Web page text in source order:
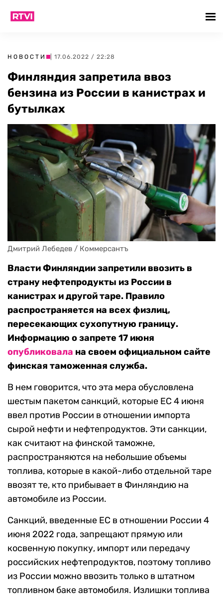
НОВОСТИ | 17.06.2022 / 22:28
Финляндия запретила ввоз
бензина из России в канистрах и
бутылках
Дмитрий Лебедев / Коммерсантъ
Власти Финляндии запретили ввозить в
страну нефтепродукты из России в
канистрах и другой таре. Правило
распространяется на всех физлиц,
пересекающих сухопутную границу.
Информацию о запрете 17 июня
опубликовала на своем официальном сайте
финская таможенная служба.
В нем говорится, что эта мера обусловлена
шестым пакетом санкций, которые ЕС 4 июня
ввел против России в отношении импорта
сырой нефти и нефтепродуктов. Эти санкции,
как считают на финской таможне,
распространяются на небольшие объемы
топлива, которые в какой-либо отдельной таре
ввозят те, кто прибывает в Финляндию на
автомобиле из России.
Санкций, введенные ЕС в отношении России 4
июня 2022 года, запрещают прямую или
косвенную покупку, импорт или передачу
российских нефтепродуктов, поэтому топливо
из России можно ввозить только в штатном
топливном баке автомобиля. Излишки топлива